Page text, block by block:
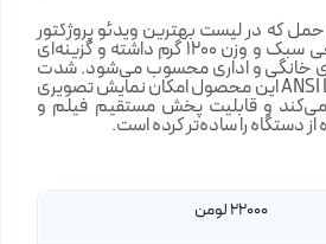
حمل که در لیست بهترین ویدئو پروژکتور
جیبی قرار می‌گیرد، طراحی سبک و وزن 1200 گرم داشته و گزینه‌ای
خانگی و اداری محسوب می‌شود. شدت
روشنایی 22000 ANSI Lumens این محصول امکان نمایش تصویری
می‌کند و قابلیت پخش مستقیم فیلم و
دستگاه را ساده‌تر کرده است.
22000 لومن